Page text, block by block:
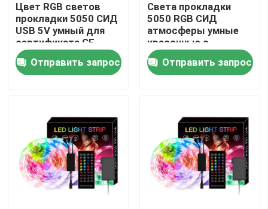
Продукты
О нас
Проверка качества
Свяжитесь мы
Цвет RGB светов
прокладки 5050 СИД
USB 5V умный для
сертификата CE
предпосылки ТВ
Отправить запрос
Света прокладки
5050 RGB СИД
атмосферы умные
красочные с
управлением голоса
музыки
Отправить запрос